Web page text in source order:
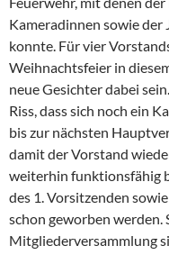
Kameradinnen sowie der
konnte. Für vier
Weihnachtsfeier in
neue Gesichter dabei
Riss, dass sich noch ein
bis zur nächsten
damit der Vorstand
weiterhin funktionsfähig
des 1. Vorsitzenden
schon geworben werden.
Mitgliederversammlung